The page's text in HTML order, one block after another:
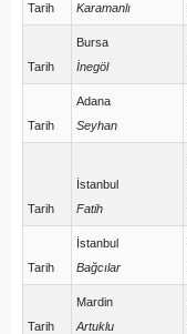
Tarih
Karamanlı
Tarih
Bursa
İnegöl
Tarih
Adana
Seyhan
Tarih
İstanbul
Fatih
Tarih
İstanbul
Bağcılar
Tarih
Mardin
Artuklu